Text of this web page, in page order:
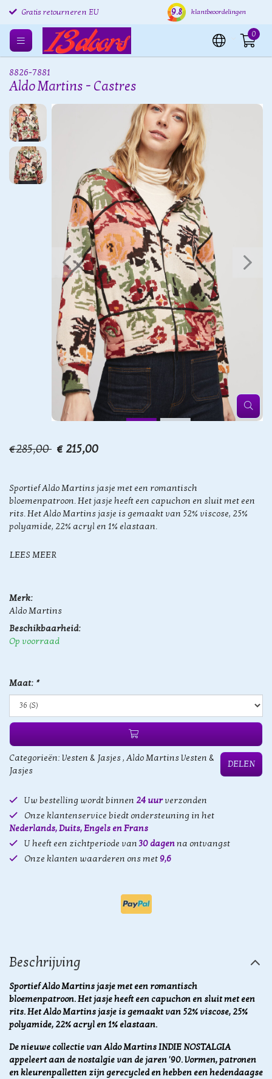
Gratis retourneren EU Verzending binnen 24 uur
9.8 klantbeoordelingen
0
8826-7881
Aldo Martins - Castres
€285,00 € 215,00
Sportief Aldo Martins jasje met een romantisch
bloemenpatroon. Het jasje heeft een capuchon en sluit met een
rits. Het Aldo Martins jasje is gemaakt van 52% viscose, 25%
polyamide, 22% acryl en 1% elastaan.
LEES MEER
Merk:
Aldo Martins
Beschikbaarheid:
Op voorraad
Maat: *
Categorieën: Vesten & Jasjes, Aldo Martins Vesten &
Jasjes
DELEN
Uw bestelling wordt binnen 24 uurverzonden
Onze klantenservice biedt ondersteuning in het
Nederlands, Duits, Engels en Frans
U heeft een zichtperiode van30 dagenna ontvangst
Onze klanten waarderen ons met 9,6
Beschrijving
Sportief Aldo Martins jasje met een romantisch
bloemenpatroon. Het jasje heeft een capuchon en sluit met een
rits. Het Aldo Martins jasje is gemaakt van 52% viscose, 25%
polyamide, 22% acryl en 1% elastaan.
De nieuwe collectie van Aldo Martins INDIE NOSTALGIA
appeleert aan de nostalgie van de jaren '90. Vormen, patronen
en kleurenpalletten zijn gerecycled en hebben een hedendaagse